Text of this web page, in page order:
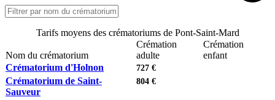
Tarifs moyens des crématoriums de Pont-Saint-Mard
Nom du crématorium
Crémation
adulte
Crémation
enfant
Crématorium d'Holnon
727 €
Crématorium de Saint-
Sauveur
804 €